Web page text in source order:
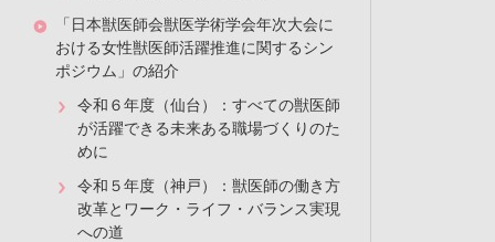
「日本獣医師会獣医学術学会年次大会に
おける女性獣医師活躍推進に関するシン
ポジウム」の紹介
令和６年度（仙台）：すべての獣医師
が活躍できる未来ある職場づくりのた
めに
令和５年度（神戸）：獣医師の働き方
改革とワーク・ライフ・バランス実現
への道